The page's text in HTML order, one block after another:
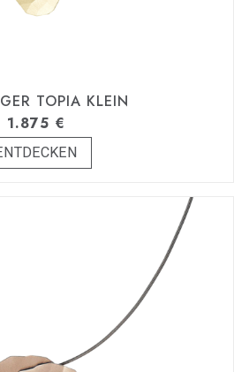
TOPIA KLEIN
1.875 €